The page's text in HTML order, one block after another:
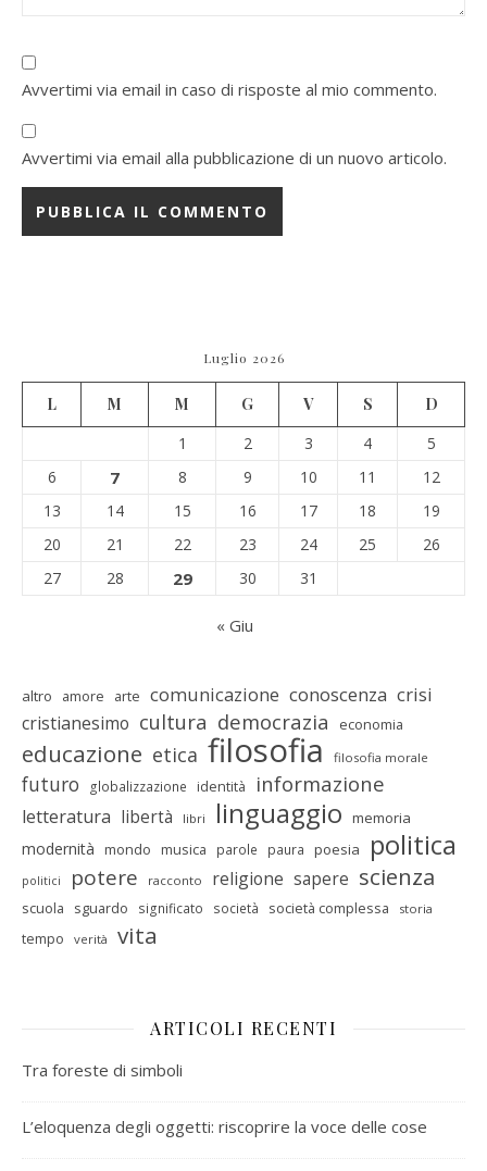
Avvertimi via email in caso di risposte al mio commento.
Avvertimi via email alla pubblicazione di un nuovo articolo.
Luglio 2026
L M M G V S
D
1
2 3 4
5
6
7 8 9 10 11
12
13
14 15 16 17 18
19
20
21 22 23 24 25
26
27
28 29 30 31
« Giu
altro amore arte comunicazione conoscenza crisi
cristianesimo cultura democrazia economia
educazione etica filosofia filosofia morale
futuro globalizzazione identità informazione
letteratura libertà libri linguaggio memoria
modernità mondo musica parole paura poesia politica
politici potere racconto religione sapere scienza
scuola sguardo significato società società complessa storia
tempo verità vita
ARTICOLI RECENTI
Tra foreste di simboli
L’eloquenza degli oggetti: riscoprire la voce delle cose